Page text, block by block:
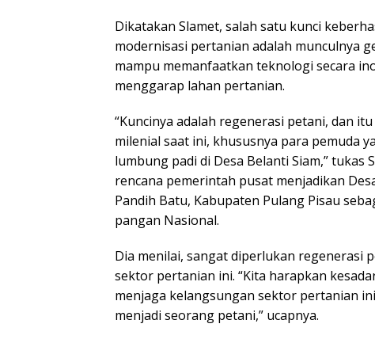
Dikatakan Slamet, salah satu kunci
modernisasi pertanian adalah munculnya
mampu memanfaatkan teknologi secara
menggarap lahan pertanian.
“Kuncinya adalah regenerasi petani, dan
milenial saat ini, khususnya para pemuda
lumbung padi di Desa Belanti Siam,” tukas
rencana pemerintah pusat menjadikan
Pandih Batu, Kabupaten Pulang Pisau
pangan Nasional.
Dia menilai, sangat diperlukan regenerasi
sektor pertanian ini. “Kita harapkan
menjaga kelangsungan sektor pertanian
menjadi seorang petani,” ucapnya.